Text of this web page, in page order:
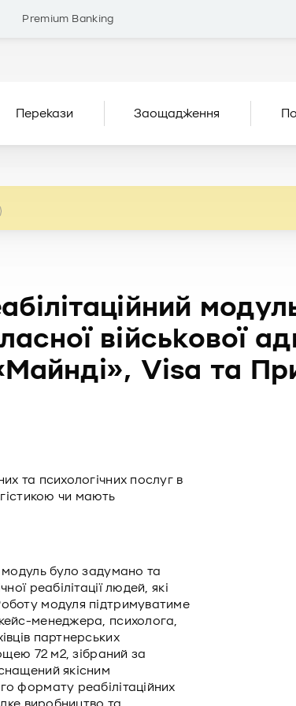
Premium Banking
Перекази Заощадження
військової
Visa та
та психологічних послуг в
чи мають
модуль було задумано та
реабілітації людей, які
модуля підтримуватиме
менеджера, психолога,
партнерських
72 м2, зібраний за
якісним
формату реабілітаційних